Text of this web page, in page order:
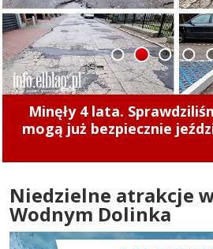
Międzypokoleniowe
Gramy na
1 2 3 4
Niedzielne atrakcje
Wodnym Dolinka